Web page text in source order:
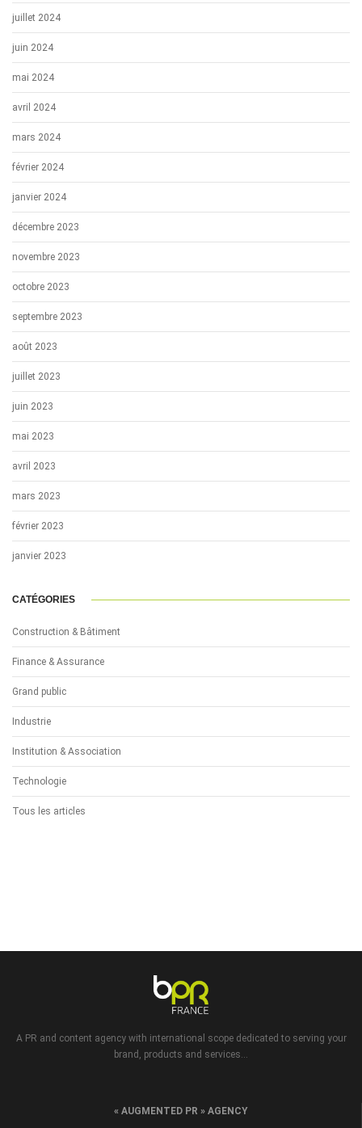
juillet 2024
juin 2024
mai 2024
avril 2024
mars 2024
février 2024
janvier 2024
décembre 2023
novembre 2023
octobre 2023
septembre 2023
août 2023
juillet 2023
juin 2023
mai 2023
avril 2023
mars 2023
février 2023
janvier 2023
CATÉGORIES
Construction & Bâtiment
Finance & Assurance
Grand public
Industrie
Institution & Association
Technologie
Tous les articles
A PR and content agency with international scope dedicated to serving your
brand, products and services...
« AUGMENTED PR » AGENCY